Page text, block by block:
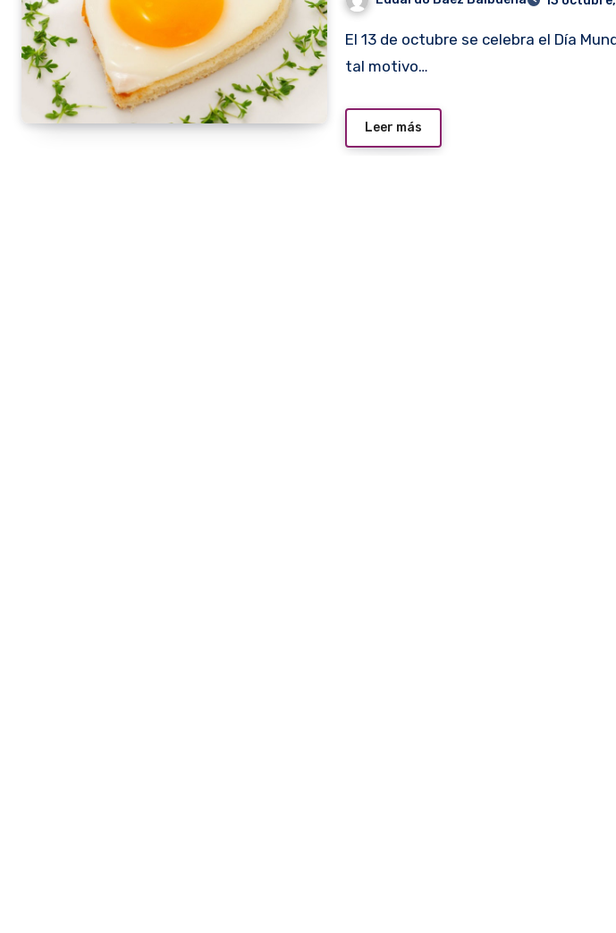
El 13 de octubre se celebra el Día Mundial del Huevo y con
tal motivo…
Leer más